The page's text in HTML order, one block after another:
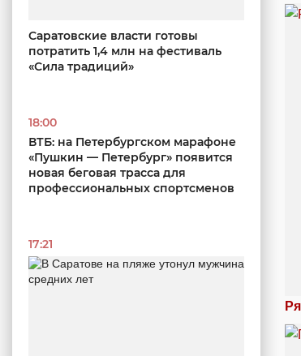
Саратовские власти готовы
потратить 1,4 млн на фестиваль
«Сила традиций»
18:00
ВТБ: на Петербургском марафоне
«Пушкин — Петербург» появится
новая беговая трасса для
профессиональных спортсменов
17:21